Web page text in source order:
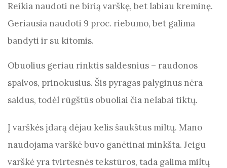
Reikia naudoti ne birią varškę, bet labiau kreminę.
Geriausia naudoti 9 proc. riebumo, bet galima
bandyti ir su kitomis.
Obuolius geriau rinktis saldesnius – raudonos
spalvos, prinokusius. Šis pyragas palyginus nėra
saldus, todėl rūgštūs obuoliai čia nelabai tiktų.
Į varškės įdarą dėjau kelis šaukštus miltų. Mano
naudojama varškė buvo ganėtinai minkšta. Jeigu
varškė yra tvirtesnės tekstūros, tada galima miltų